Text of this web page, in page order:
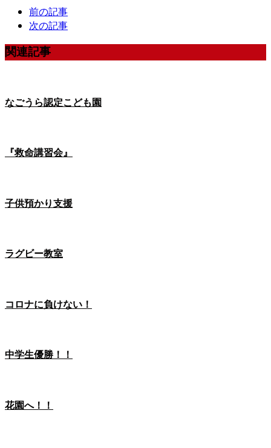
前の記事
次の記事
関連記事
なごうら認定こども園
『救命講習会』
子供預かり支援
ラグビー教室
コロナに負けない！
中学生優勝！！
花園へ！！